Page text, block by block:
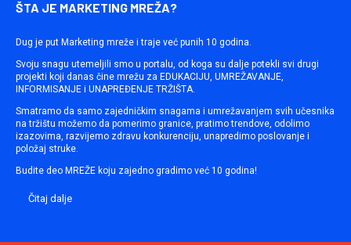
ŠTA JE MARKETING MREŽA?
Dug je put Marketing mreže i traje već punih 10 godina.
Svoju snagu utemeljili smo u portalu, od koga su dalje potekli svi drugi
projekti koji danas čine mrežu za EDUKACIJU, UMREŽAVANJE,
INFORMISANJE i UNAPREĐENJE TRŽIŠTA.
Smatramo da samo zajedničkim snagama i umrežavanjem svih učesnika
na tržištu možemo da pomerimo granice, pratimo trendove, odolimo
izazovima, razvijemo zdravu konkurenciju, unapredimo poslovanje i
položaj struke.
Budite deo MREŽE koju zajedno gradimo već 10 godina!
Čitaj dalje